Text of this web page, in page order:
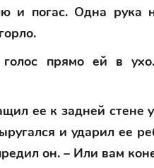
и погас. Одна рука
прямо ей в
ее к задней стене
и ударил ее
он. – Или вам